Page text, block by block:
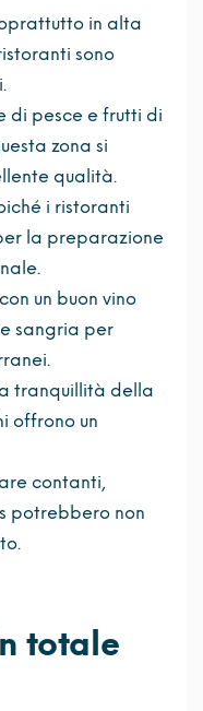
in alta
sono
di pesce e frutti di
zona si
qualità.
i ristoranti
la preparazione
un buon vino
sangria per
tranquillità della
offrono un
contanti,
potrebbero non
totale